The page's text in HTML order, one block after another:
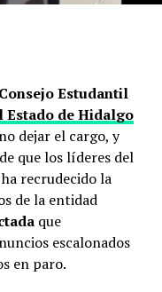
Consejo Estudantil
de Hidalgo
dejar el cargo, y
que los líderes del
recrudecido la
de la entidad
que
escalonados
en paro.